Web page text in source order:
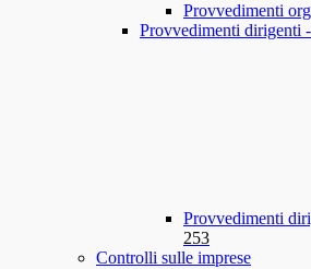
Provvedimenti
Provvedimenti dirigenti
Provvedimenti
253
Controlli sulle imprese